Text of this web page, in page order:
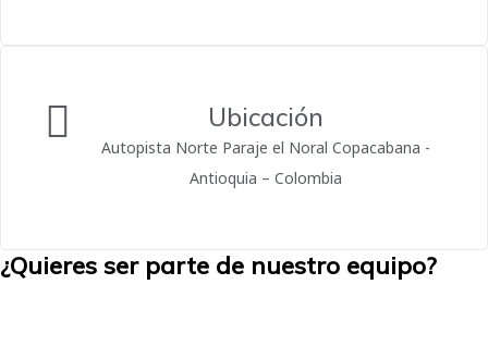
Ubicación
Autopista Norte Paraje el Noral Copacabana -
Antioquia – Colombia
¿Quieres ser parte de nuestro equipo?